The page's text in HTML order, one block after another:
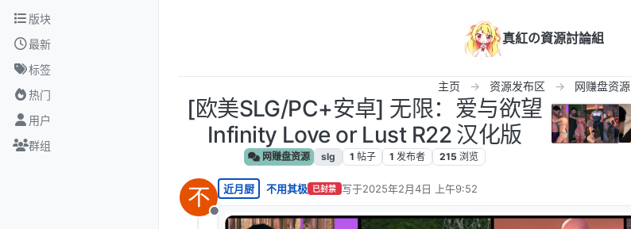
跳转至内容
版块
最新
标签
热门
用户
群组
真紅の資源討論組
主页 资源发布区 网赚盘资源
[欧美SLG/PC+安卓] 无限：爱与欲望
Infinity Love or Lust R22 汉化版
网赚盘资源 slg 1 帖子 1 发布者 215 浏览
不
离线
近月厨 不用其极 已封禁 写于2025年2月4日 上午9:52
最后由 编辑